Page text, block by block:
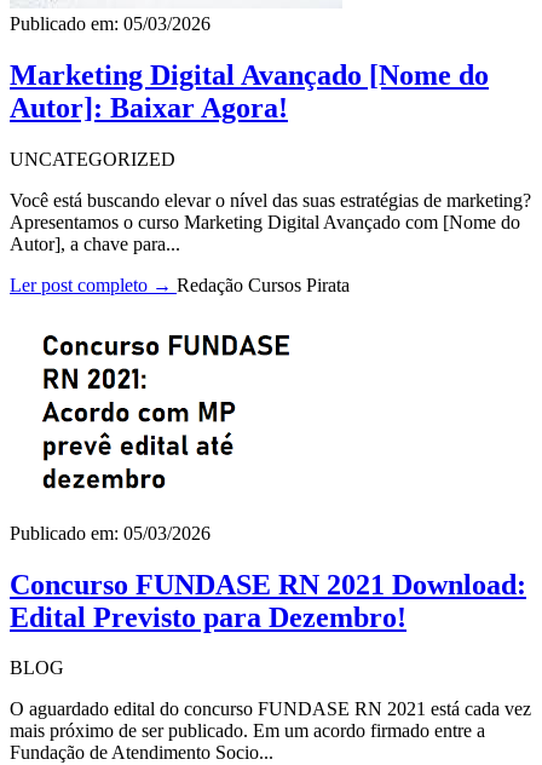
Publicado em: 05/03/2026
Marketing Digital Avançado [Nome do
Autor]: Baixar Agora!
UNCATEGORIZED
Você está buscando elevar o nível das suas estratégias de marketing?
Apresentamos o curso Marketing Digital Avançado com [Nome do
Autor], a chave para...
Ler post completo → Redação Cursos Pirata
Publicado em: 05/03/2026
Concurso FUNDASE RN 2021 Download:
Edital Previsto para Dezembro!
BLOG
O aguardado edital do concurso FUNDASE RN 2021 está cada vez
mais próximo de ser publicado. Em um acordo firmado entre a
Fundação de Atendimento Socio...